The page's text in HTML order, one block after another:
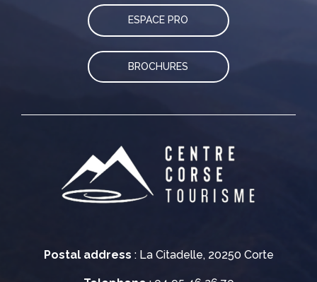
Postal address : La Citadelle, 20250 Corte
ESPACE PRO
BROCHURES